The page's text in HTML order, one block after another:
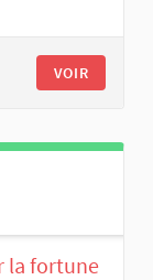
VOIR
la fortune